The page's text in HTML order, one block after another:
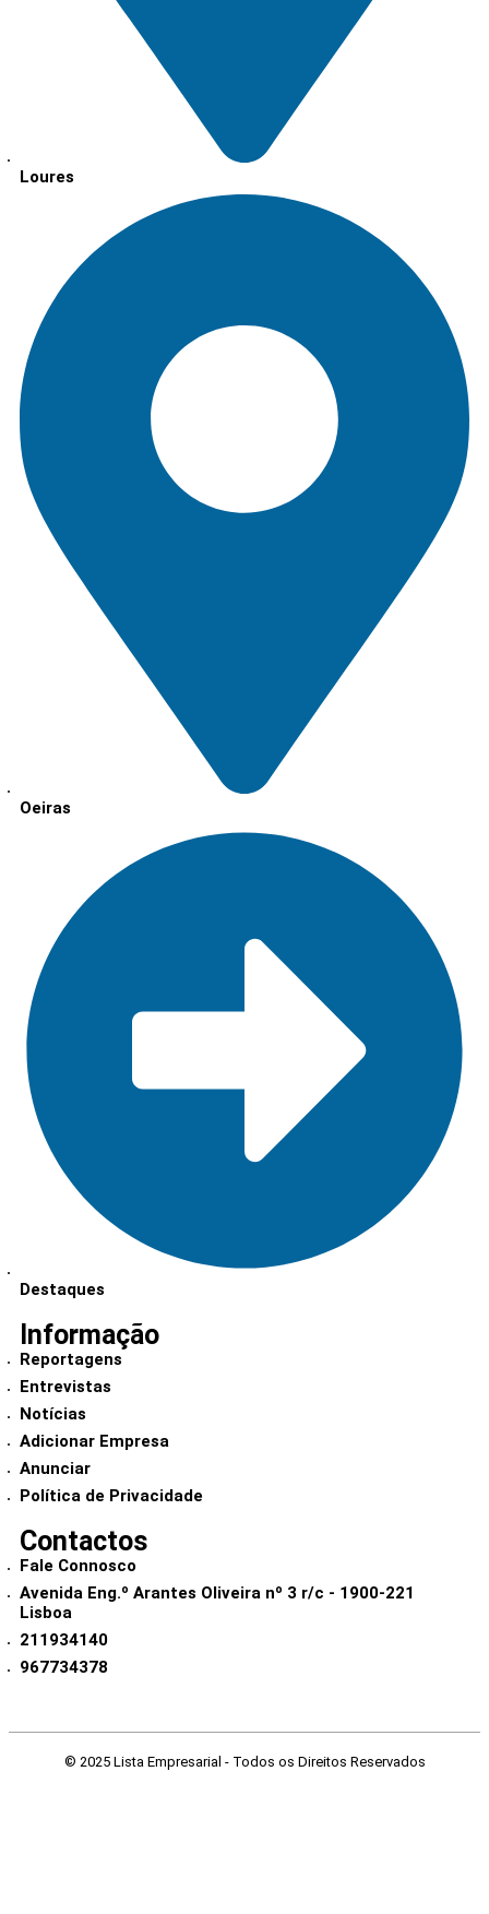
Loures
Oeiras
Destaques
Informação
Reportagens
Entrevistas
Notícias
Adicionar Empresa
Anunciar
Política de Privacidade
Contactos
Fale Connosco
Avenida Eng.º Arantes Oliveira nº 3 r/c - 1900-221
Lisboa
211934140
967734378
© 2025 Lista Empresarial - Todos os Direitos Reservados